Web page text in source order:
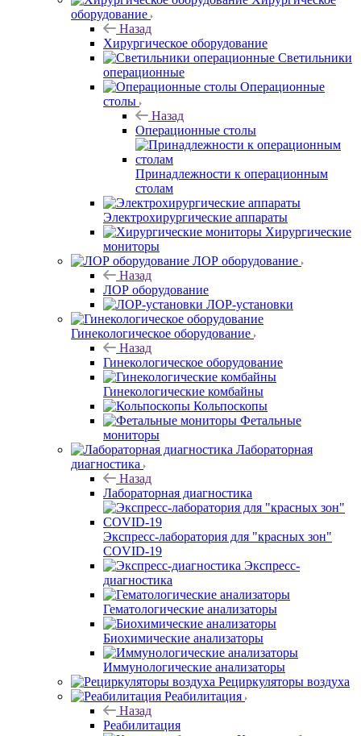
оборудование
Назад
Хирургическое оборудование
Светильники
операционные
Операционные
столы
Назад
Операционные столы
Принадлежности к операционным
столам
Электрохирургические аппараты
Хирургические
мониторы
ЛОР оборудование
Назад
ЛОР оборудование
ЛОР-установки
Гинекологическое оборудование
Назад
Гинекологическое оборудование
Гинекологические комбайны
Кольпоскопы
Фетальные
мониторы
Лабораторная
диагностика
Назад
Лабораторная диагностика
Экспресс-лаборатория для "красных зон"
COVID-19
Экспресс-
диагностика
Гематологические анализаторы
Биохимические анализаторы
Иммунологические анализаторы
Рециркуляторы воздуха
Реабилитация
Назад
Реабилитация